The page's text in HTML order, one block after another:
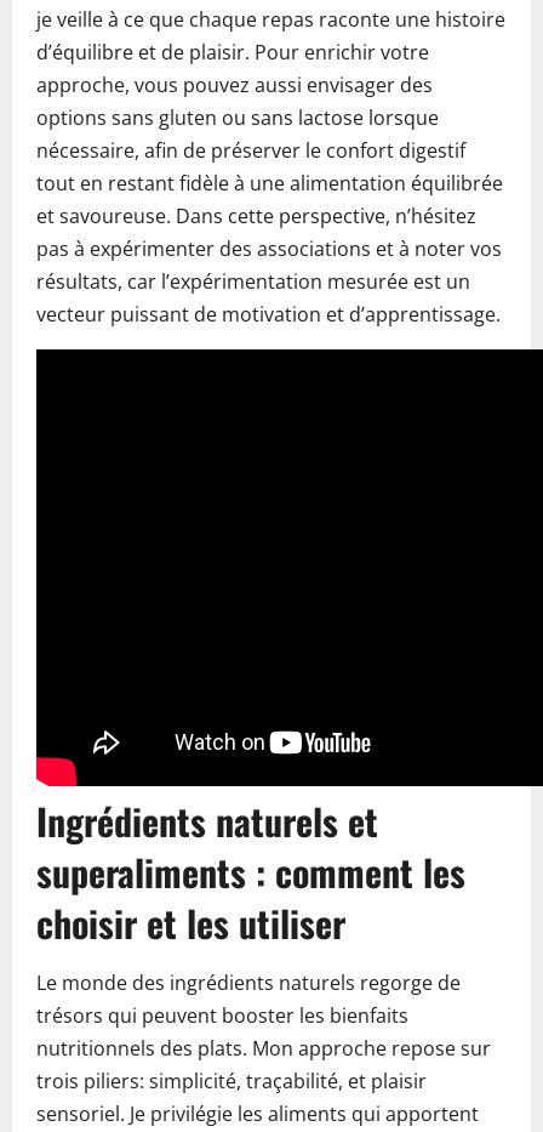
je veille à ce que chaque repas raconte une histoire
d’équilibre et de plaisir. Pour enrichir votre
approche, vous pouvez aussi envisager des
options sans gluten ou sans lactose lorsque
nécessaire, afin de préserver le confort digestif
tout en restant fidèle à une alimentation équilibrée
et savoureuse. Dans cette perspective, n’hésitez
pas à expérimenter des associations et à noter vos
résultats, car l’expérimentation mesurée est un
vecteur puissant de motivation et d’apprentissage.
Ingrédients naturels et
superaliments : comment les
choisir et les utiliser
Le monde des ingrédients naturels regorge de
trésors qui peuvent booster les bienfaits
nutritionnels des plats. Mon approche repose sur
trois piliers: simplicité, traçabilité, et plaisir
sensoriel. Je privilégie les aliments qui apportent